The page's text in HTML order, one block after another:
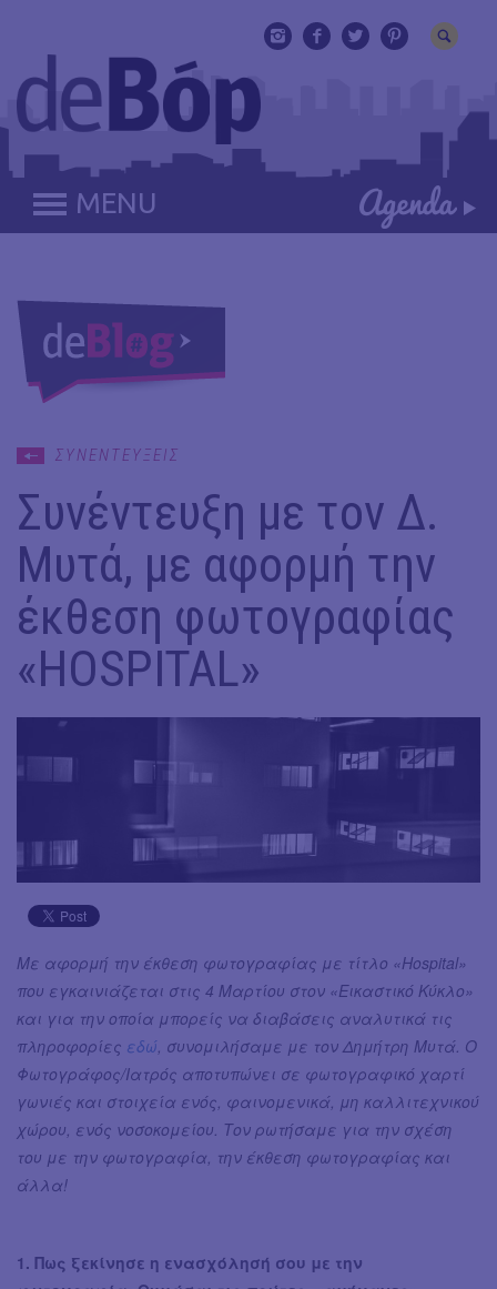
MENU
ΣΥΝΕΝΤΕΥΞΕΙΣ
Συνέντευξη με τον Δ.
Μυτά, με αφορμή την
έκθεση φωτογραφίας
«HOSPITAL»
Με αφορμή την έκθεση φωτογραφίας με τίτλο «Hospital»
που εγκαινιάζεται στις 4 Μαρτίου στον «Εικαστικό Κύκλο»
και για την οποία μπορείς να διαβάσεις αναλυτικά τις
πληροφορίες εδώ, συνομιλήσαμε με τον Δημήτρη Μυτά. Ο
Φωτογράφος/Ιατρός αποτυπώνει σε φωτογραφικό χαρτί
γωνιές και στοιχεία ενός, φαινομενικά, μη καλλιτεχνικού
χώρου, ενός νοσοκομείου. Τον ρωτήσαμε για την σχέση
του με την φωτογραφία, την έκθεση φωτογραφίας και
άλλα!
1. Πως ξεκίνησε η ενασχόλησή σου με την